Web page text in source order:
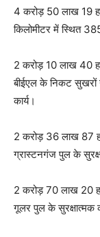
4 करोड़ 50 लाख 19
किलोमीटर में स्थित
2 करोड़ 10 लाख 40
बीईएल के निकट सुखरों
कार्य।
2 करोड़ 36 लाख 87
ग्रास्टनगंज पुल के
2 करोड़ 70 लाख 20
गूलर पुल के सुरक्षात्मक